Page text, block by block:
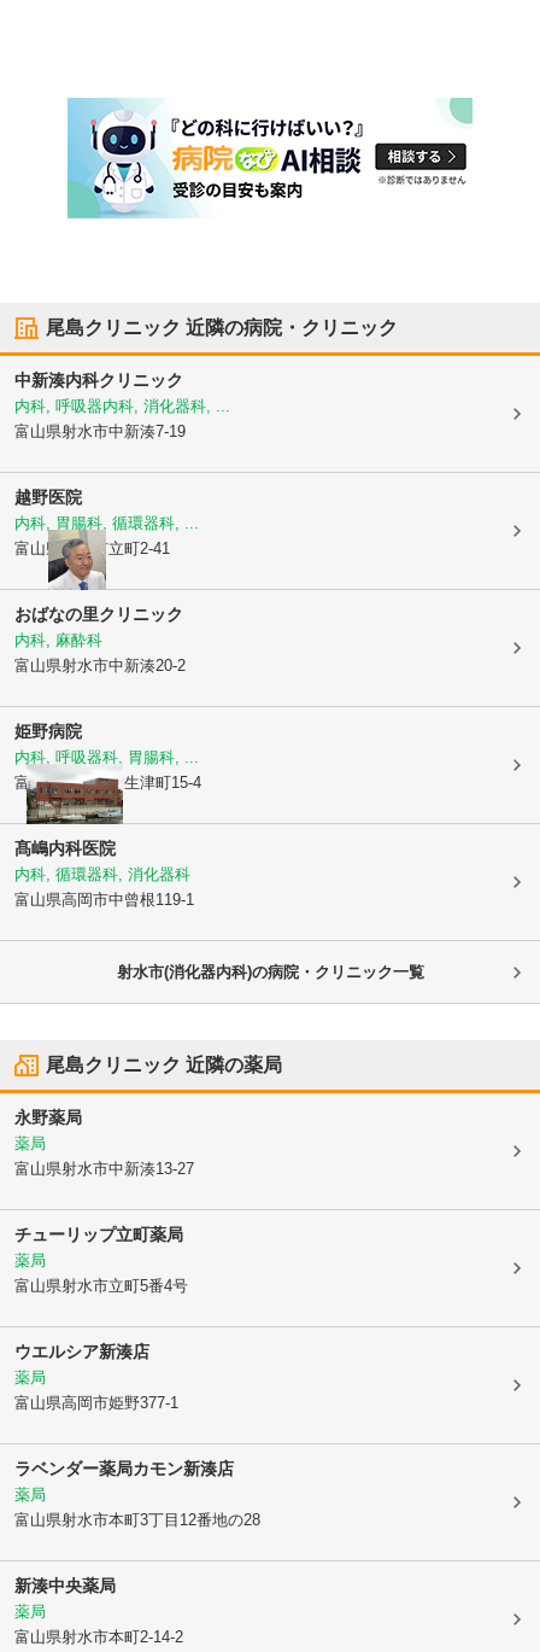
尾島クリニック 近隣の病院・クリニック
中新湊内科クリニック
内科, 呼吸器内科, 消化器科, ...
富山県射水市中新湊7-19
越野医院
内科, 胃腸科, 循環器科, ...
富山県射水市立町2-41
おばなの里クリニック
内科, 麻酔科
富山県射水市中新湊20-2
姫野病院
内科, 呼吸器科, 胃腸科, ...
富山県射水市放生津町15-4
髙嶋内科医院
内科, 循環器科, 消化器科
富山県高岡市中曾根119-1
射水市(消化器内科)の病院・クリニック一覧
尾島クリニック 近隣の薬局
永野薬局
薬局
富山県射水市中新湊13-27
チューリップ立町薬局
薬局
富山県射水市立町5番4号
ウエルシア新湊店
薬局
富山県高岡市姫野377-1
ラベンダー薬局カモン新湊店
薬局
富山県射水市本町3丁目12番地の28
新湊中央薬局
薬局
富山県射水市本町2-14-2